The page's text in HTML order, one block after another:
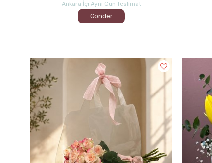
Ankara İçi Aynı Gün Teslimat
Gönder